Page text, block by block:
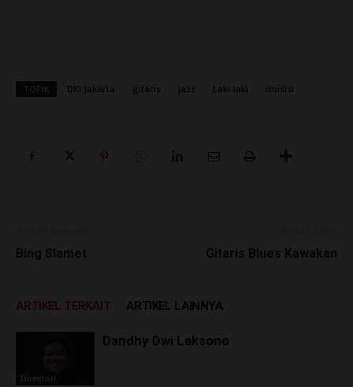
TOPIK DKI Jakarta gitaris jazz Laki-laki musisi
Bing Slamet Gitaris Blues Kawakan
ARTIKEL TERKAIT ARTIKEL LAINNYA
Direktori
Dandhy Dwi Laksono